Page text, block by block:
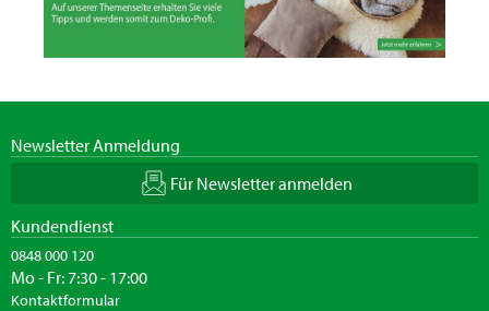
Newsletter Anmeldung
Für Newsletter anmelden
Kundendienst
0848 000 120
Mo - Fr: 7:30 - 17:00
Kontaktformular